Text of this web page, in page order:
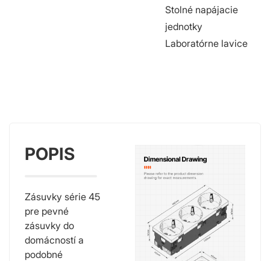
Stolné napájacie
jednotky
Laboratórne lavice
POPIS
Zásuvky série 45
pre pevné
zásuvky do
domácností a
podobné